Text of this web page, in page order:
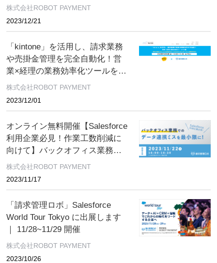
ン無料開催
株式会社ROBOT PAYMENT
2023/12/21
「kintone」を活用し、請求業務
や売掛金管理を完全自動化！営
業×経理の業務効率化ツールを公
開 オンライン無料開催
株式会社ROBOT PAYMENT
2023/12/01
オンライン無料開催【Salesforce
利用企業必見！作業工数削減に
向けて】バックオフィス業務で
のデータ連携ミスを最小限に！
株式会社ROBOT PAYMENT
2023/11/17
「請求管理ロボ」Salesforce
World Tour Tokyo に出展します
｜ 11/28~11/29 開催
株式会社ROBOT PAYMENT
2023/10/26